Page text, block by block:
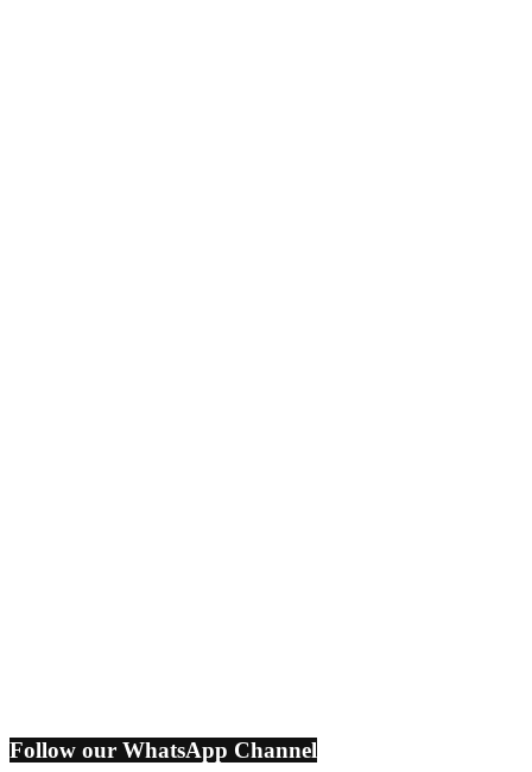
Follow our WhatsApp Channel